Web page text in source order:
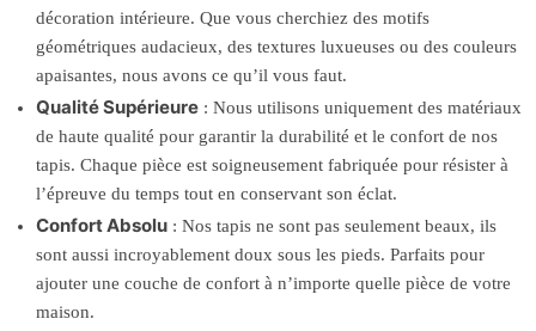
décoration intérieure. Que vous cherchiez des motifs
géométriques audacieux, des textures luxueuses ou des couleurs
apaisantes, nous avons ce qu’il vous faut.
Qualité Supérieure : Nous utilisons uniquement des matériaux
de haute qualité pour garantir la durabilité et le confort de nos
tapis. Chaque pièce est soigneusement fabriquée pour résister à
l’épreuve du temps tout en conservant son éclat.
Confort Absolu : Nos tapis ne sont pas seulement beaux, ils
sont aussi incroyablement doux sous les pieds. Parfaits pour
ajouter une couche de confort à n’importe quelle pièce de votre
maison.